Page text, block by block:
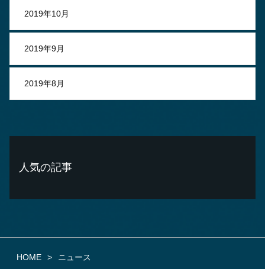
2019年10月
2019年9月
2019年8月
人気の記事
HOME ニュース